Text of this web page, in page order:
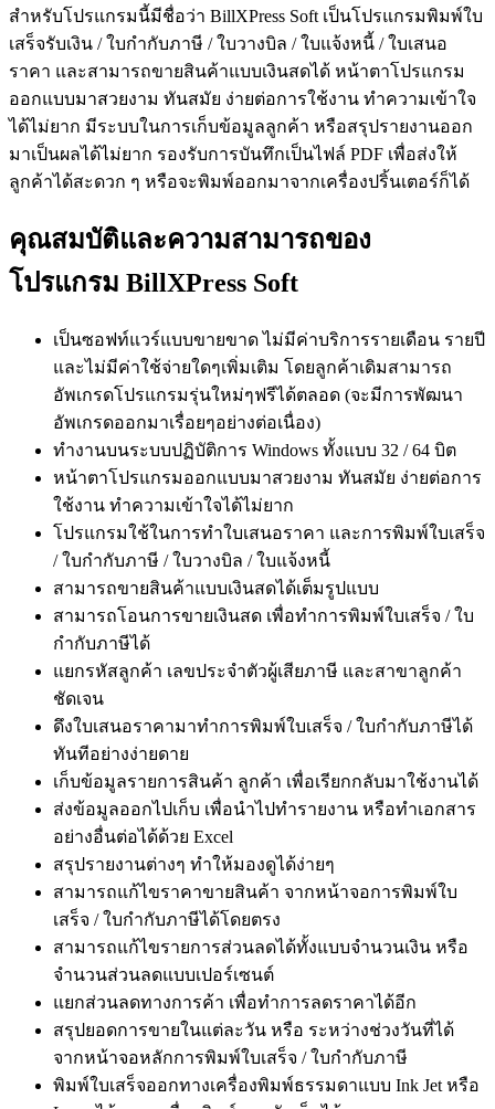
สำหรับโปรแกรมนี้มีชื่อว่า BillXPress Soft เป็นโปรแกรมพิมพ์ใบ
เสร็จรับเงิน / ใบกำกับภาษี / ใบวางบิล / ใบแจ้งหนี้ / ใบเสนอ
ราคา และสามารถขายสินค้าแบบเงินสดได้ หน้าตาโปรแกรม
ออกแบบมาสวยงาม ทันสมัย ง่ายต่อการใช้งาน ทำความเข้าใจ
ได้ไม่ยาก มีระบบในการเก็บข้อมูลลูกค้า หรือสรุปรายงานออก
มาเป็นผลได้ไม่ยาก รองรับการบันทึกเป็นไฟล์ PDF เพื่อส่งให้
ลูกค้าได้สะดวก ๆ หรือจะพิมพ์ออกมาจากเครื่องปริ้นเตอร์ก็ได้
คุณสมบัติและความสามารถของ
โปรแกรม BillXPress Soft
เป็นซอฟท์แวร์แบบขายขาด ไม่มีค่าบริการรายเดือน รายปี
และไม่มีค่าใช้จ่ายใดๆเพิ่มเติม โดยลูกค้าเดิมสามารถ
อัพเกรดโปรแกรมรุ่นใหม่ๆฟรีได้ตลอด (จะมีการพัฒนา
อัพเกรดออกมาเรื่อยๆอย่างต่อเนื่อง)
ทำงานบนระบบปฏิบัติการ Windows ทั้งแบบ 32 / 64 บิต
หน้าตาโปรแกรมออกแบบมาสวยงาม ทันสมัย ง่ายต่อการ
ใช้งาน ทำความเข้าใจได้ไม่ยาก
โปรแกรมใช้ในการทำใบเสนอราคา และการพิมพ์ใบเสร็จ
/ ใบกำกับภาษี / ใบวางบิล / ใบแจ้งหนี้
สามารถขายสินค้าแบบเงินสดได้เต็มรูปแบบ
สามารถโอนการขายเงินสด เพื่อทำการพิมพ์ใบเสร็จ / ใบ
กำกับภาษีได้
แยกรหัสลูกค้า เลขประจำตัวผู้เสียภาษี และสาขาลูกค้า
ชัดเจน
ดึงใบเสนอราคามาทำการพิมพ์ใบเสร็จ / ใบกำกับภาษีได้
ทันทีอย่างง่ายดาย
เก็บข้อมูลรายการสินค้า ลูกค้า เพื่อเรียกกลับมาใช้งานได้
ส่งข้อมูลออกไปเก็บ เพื่อนำไปทำรายงาน หรือทำเอกสาร
อย่างอื่นต่อได้ด้วย Excel
สรุปรายงานต่างๆ ทำให้มองดูได้ง่ายๆ
สามารถแก้ไขราคาขายสินค้า จากหน้าจอการพิมพ์ใบ
เสร็จ / ใบกำกับภาษีได้โดยตรง
สามารถแก้ไขรายการส่วนลดได้ทั้งแบบจำนวนเงิน หรือ
จำนวนส่วนลดแบบเปอร์เซนต์
แยกส่วนลดทางการค้า เพื่อทำการลดราคาได้อีก
สรุปยอดการขายในแต่ละวัน หรือ ระหว่างช่วงวันที่ได้
จากหน้าจอหลักการพิมพ์ใบเสร็จ / ใบกำกับภาษี
พิมพ์ใบเสร็จออกทางเครื่องพิมพ์ธรรมดาแบบ Ink Jet หรือ